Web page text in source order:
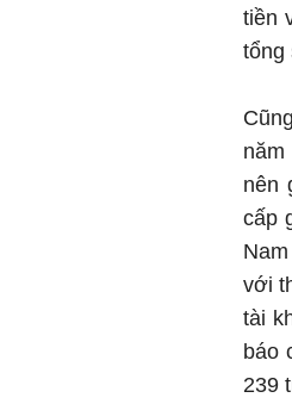
tiền
tổng
năm
nên
cấp
với
tài
báo
239